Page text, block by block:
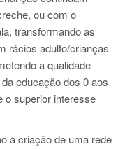
ou com o
transformando as
rácios adulto/crianças
a qualidade
educação dos 0 aos
o superior interesse
a criação de uma rede